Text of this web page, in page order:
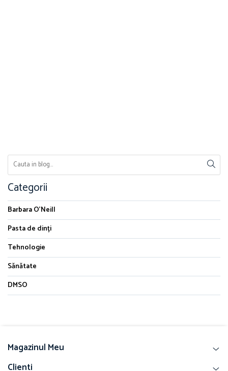
Categorii
Barbara O'Neill
Pasta de dinți
Tehnologie
Sănătate
DMSO
Magazinul Meu
Clienti